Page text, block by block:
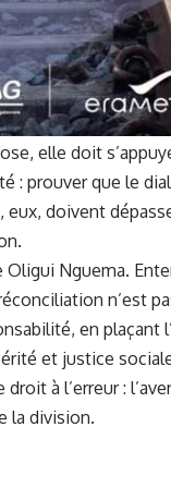
elle doit
: prouver que le
doivent
Nguema.
n’est
en plaçant
et justice
à l’erreur :
la division.